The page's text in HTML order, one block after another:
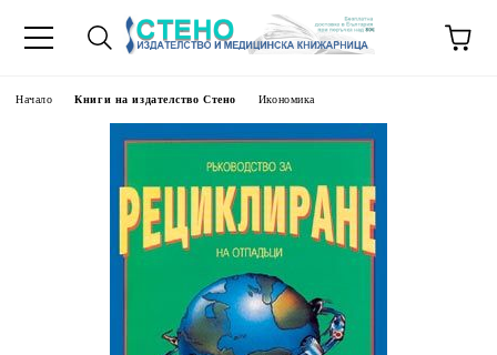
Начало Книги на издателство Стено Икономика